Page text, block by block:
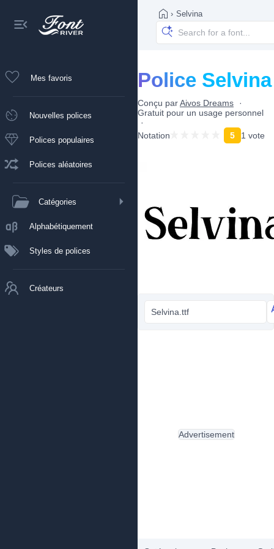
Mes favoris
Nouvelles polices
Polices populaires
Polices aléatoires
Catégories
Alphabétiquement
Styles de polices
Créateurs
› Selvina
Police Selvina
Conçu parAivos Dreams
Gratuit pour un usage personnel
Notation 5 1 vote
Selvina.ttf
Advertisement